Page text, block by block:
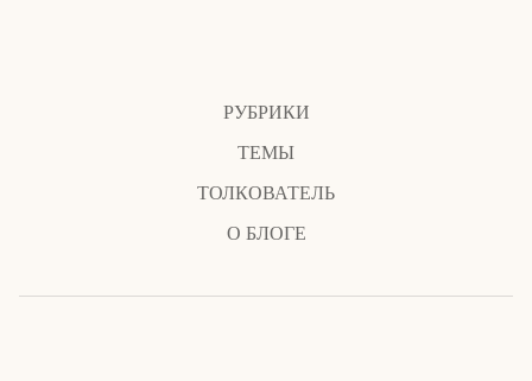
РУБРИКИ
ТЕМЫ
ТОЛКОВАТЕЛЬ
О БЛОГЕ